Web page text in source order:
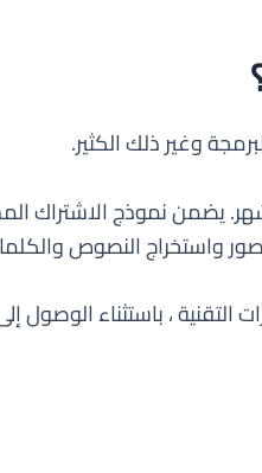
الاستفادة منه بتكلفة 20 دولارًا
واستخراج النصوص